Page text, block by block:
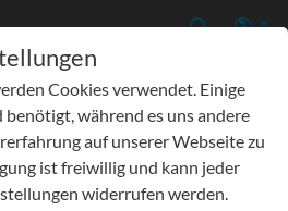
Cookies verwendet. Einige
während es uns andere
auf unserer Webseite zu
ist freiwillig und kann jeder
widerrufen werden.